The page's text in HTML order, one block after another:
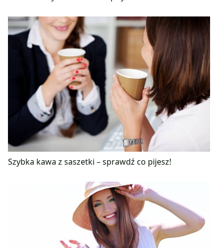
Szybka kawa z saszetki – sprawdź co pijesz!